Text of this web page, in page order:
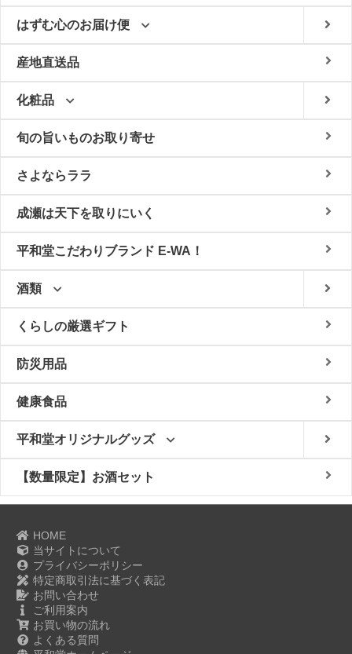
はずむ心のお届け便
産地直送品
化粧品
旬の旨いものお取り寄せ
さよならララ
成瀬は天下を取りにいく
平和堂こだわりブランド E-WA！
酒類
くらしの厳選ギフト
防災用品
健康食品
平和堂オリジナルグッズ
【数量限定】お酒セット
HOME
当サイトについて
プライバシーポリシー
特定商取引法に基づく表記
お問い合わせ
ご利用案内
お買い物の流れ
よくある質問